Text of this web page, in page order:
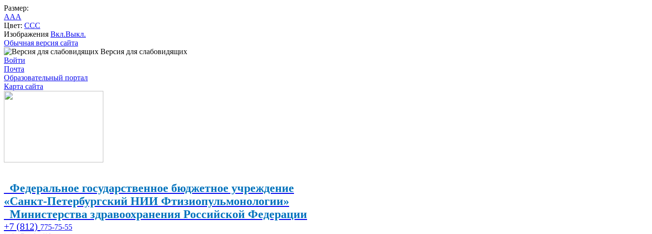
Размер:
AAA
Цвет: CCC
Изображения Вкл.Выкл.
Обычная версия сайта
Версия для слабовидящих
Войти
Почта
Образовательный портал
Карта сайта
Федеральное государственное бюджетное учреждение
«Санкт-Петербургский НИИ Фтизиопульмонологии»
Министерства здравоохранения Российской Федерации
+7 (812) 775-75-55